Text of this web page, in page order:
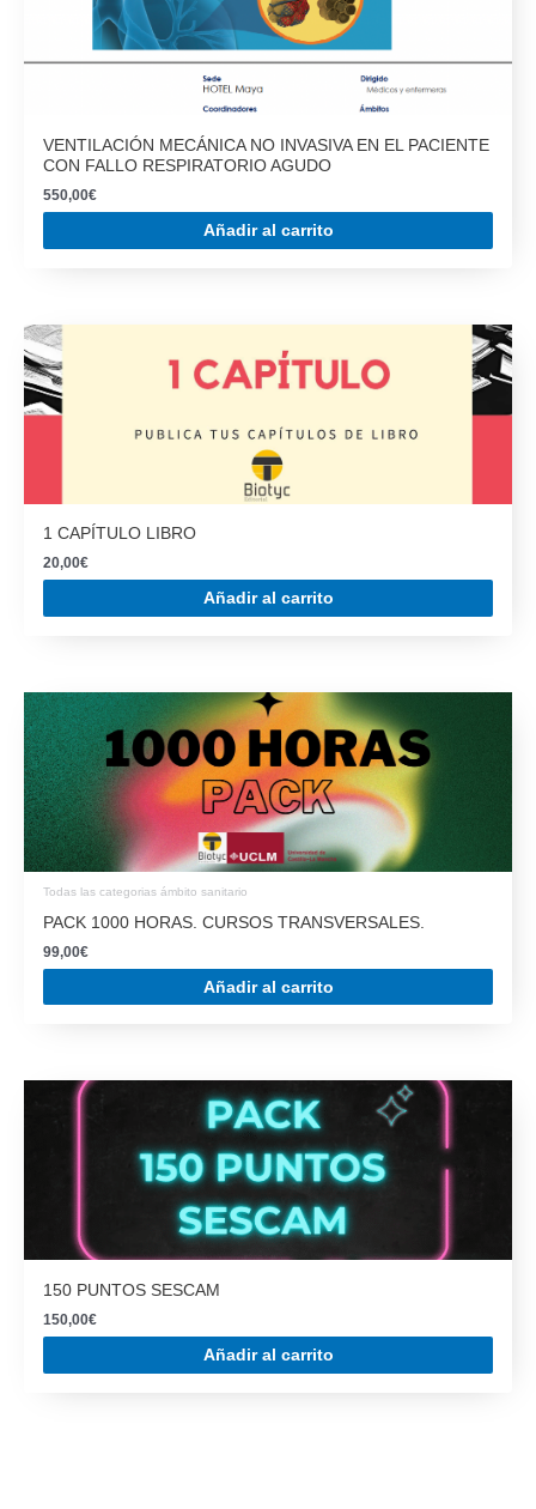
VENTILACIÓN MECÁNICA NO INVASIVA EN EL PACIENTE
CON FALLO RESPIRATORIO AGUDO
550,00€
Añadir al carrito
1 CAPÍTULO LIBRO
20,00€
Añadir al carrito
Todas las categorias ámbito sanitario
PACK 1000 HORAS. CURSOS TRANSVERSALES.
99,00€
Añadir al carrito
150 PUNTOS SESCAM
150,00€
Añadir al carrito